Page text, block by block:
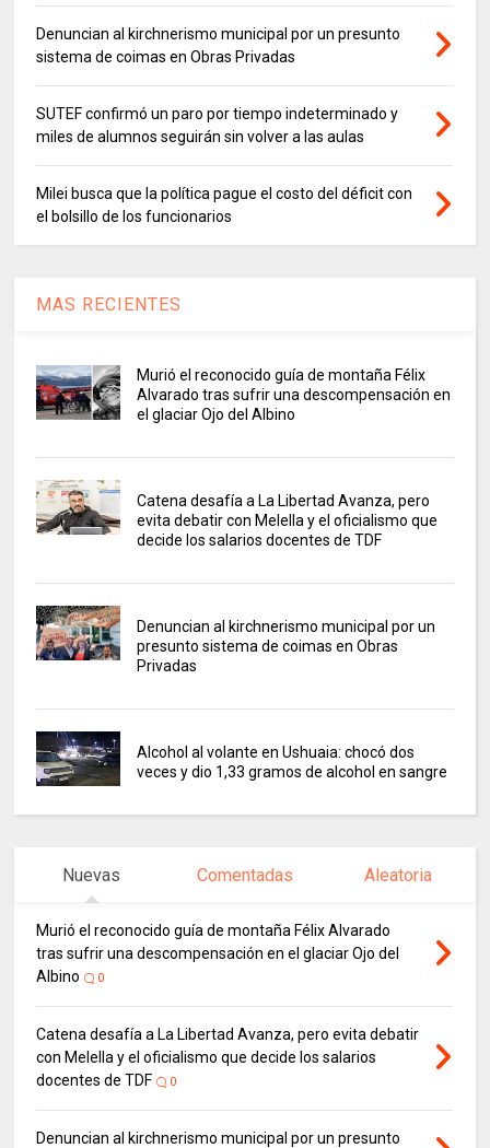
Denuncian al kirchnerismo municipal por un presunto
sistema de coimas en Obras Privadas
SUTEF confirmó un paro por tiempo indeterminado y
miles de alumnos seguirán sin volver a las aulas
Milei busca que la política pague el costo del déficit con
el bolsillo de los funcionarios
MAS RECIENTES
Murió el reconocido guía de montaña Félix
Alvarado tras sufrir una descompensación en
el glaciar Ojo del Albino
Catena desafía a La Libertad Avanza, pero
evita debatir con Melella y el oficialismo que
decide los salarios docentes de TDF
Denuncian al kirchnerismo municipal por un
presunto sistema de coimas en Obras
Privadas
Alcohol al volante en Ushuaia: chocó dos
veces y dio 1,33 gramos de alcohol en sangre
Nuevas Comentadas Aleatoria
Murió el reconocido guía de montaña Félix Alvarado
tras sufrir una descompensación en el glaciar Ojo del
Albino
0
Catena desafía a La Libertad Avanza, pero evita debatir
con Melella y el oficialismo que decide los salarios
docentes de TDF
0
Denuncian al kirchnerismo municipal por un presunto